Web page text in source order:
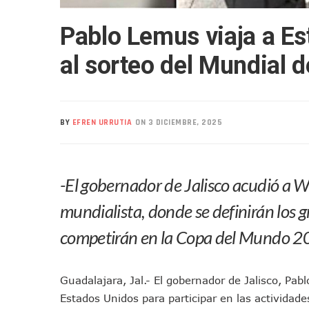
Realizan Operativo
Arquitecto Luis Munguía
Semana Lluviosa Para
Voces Del Orgullo
Nuevo Transporte Eléctrico
Lluvias Y Oleaje Elevado
Jóvenes En Movimiento
En PV Encabezan
Pancho López; En La Mira
Muere Manolo Solo, Actor
Citan A Siete Integrantes
Pablo Lemus viaja a
al sorteo del Mundial
BY EFREN URRUTIA ON 3 DICIEMBRE, 2025
-El gobernador de Jalisco acudió a
mundialista, donde se definirán los
competirán en la Copa del Mundo
Guadalajara, Jal.- El gobernador de Jalisco,
Estados Unidos para participar en las